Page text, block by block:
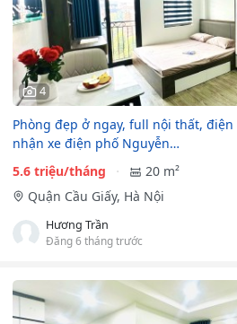
4
Phòng đẹp ở ngay, full nội thất, điện
nhận xe điện phố Nguyễn…
5.6 triệu/tháng
20 m²
Quận Cầu Giấy, Hà Nội
Hương Trần
Đăng 6 tháng trước